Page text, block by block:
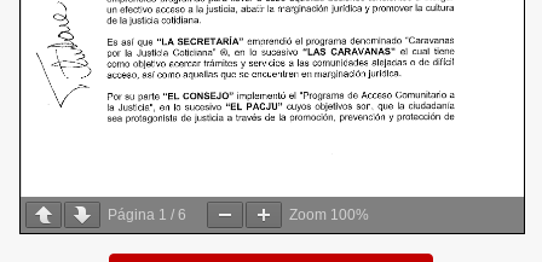
Página 1 / 6 Zoom 100%